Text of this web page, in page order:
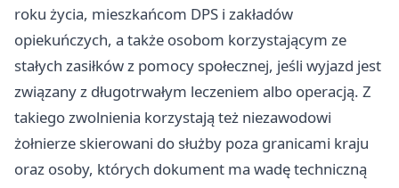
roku życia, mieszkańcom DPS i zakładów
opiekuńczych, a także osobom korzystającym ze
stałych zasiłków z pomocy społecznej, jeśli wyjazd jest
związany z długotrwałym leczeniem albo operacją. Z
takiego zwolnienia korzystają też niezawodowi
żołnierze skierowani do służby poza granicami kraju
oraz osoby, których dokument ma wadę techniczną